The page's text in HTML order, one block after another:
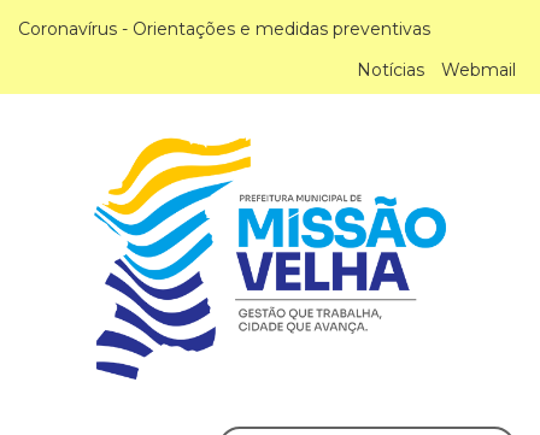
Coronavírus - Orientações e medidas preventivas
Notícias
Webmail